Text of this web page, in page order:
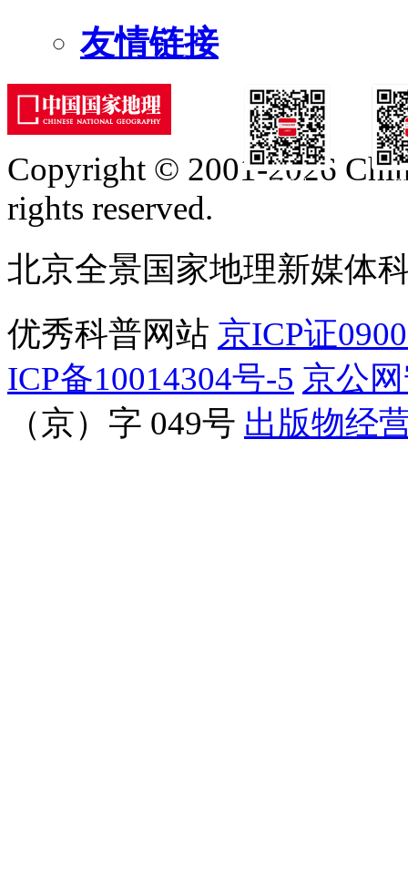
友情链接
订阅号
Copyright © 2001-2026
rights reserved.
北京全景国家地理新媒体
优秀科普网站 京ICP证
ICP备10014304号-5 京公
（京）字 049号 出版物经